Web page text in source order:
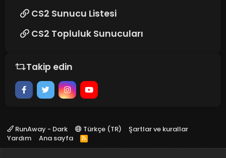
CS2 Sunucu Listesi
CS2 Topluluk Sunucuları
Takip edin
RunAway - Dark Türkçe (TR)
Şartlar ve kurallar
Yardım
Ana sayfa
R
S